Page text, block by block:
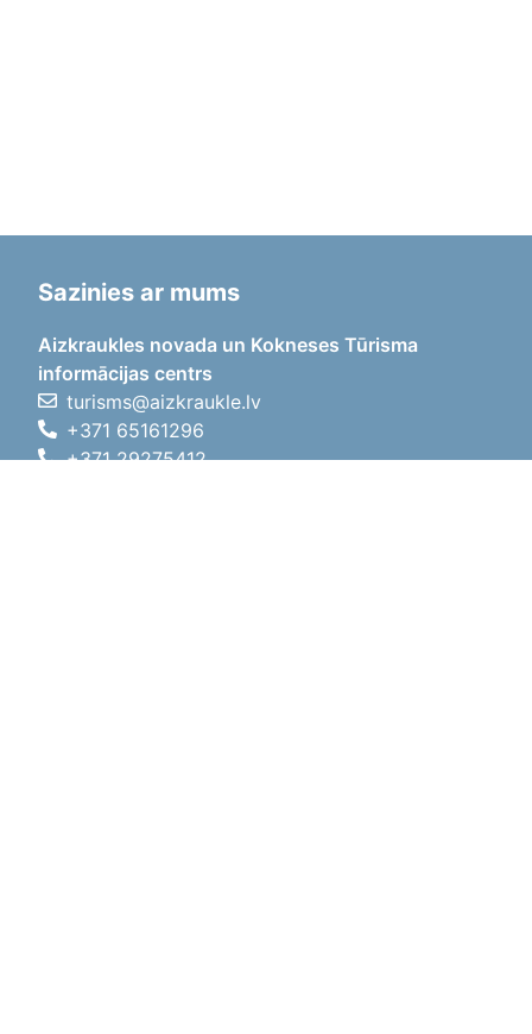
Sazinies ar mums
Aizkraukles novada un Kokneses Tūrisma
informācijas centrs
turisms@aizkraukle.lv
+371 65161296
+371 29275412